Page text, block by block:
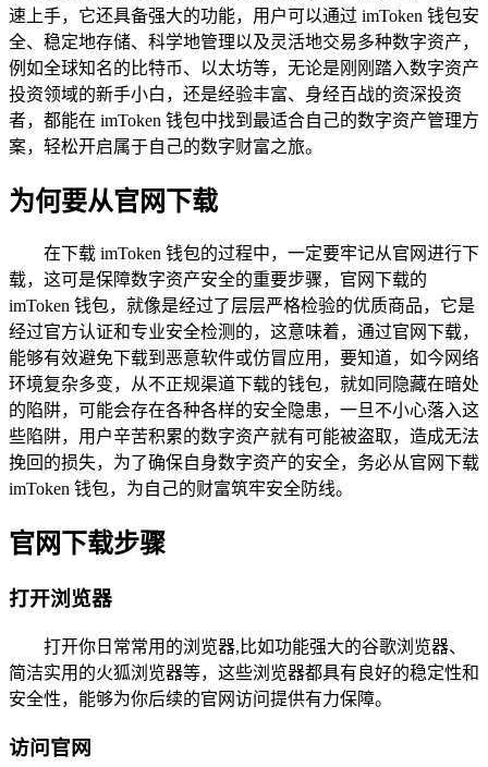
速上手，它还具备强大的功能，用户可以通过 imToken 钱包安
全、稳定地存储、科学地管理以及灵活地交易多种数字资产，
例如全球知名的比特币、以太坊等，无论是刚刚踏入数字资产
投资领域的新手小白，还是经验丰富、身经百战的资深投资
者，都能在 imToken 钱包中找到最适合自己的数字资产管理方
案，轻松开启属于自己的数字财富之旅。
为何要从官网下载
在下载 imToken 钱包的过程中，一定要牢记从官网进行下
载，这可是保障数字资产安全的重要步骤，官网下载的
imToken 钱包，就像是经过了层层严格检验的优质商品，它是
经过官方认证和专业安全检测的，这意味着，通过官网下载，
能够有效避免下载到恶意软件或仿冒应用，要知道，如今网络
环境复杂多变，从不正规渠道下载的钱包，就如同隐藏在暗处
的陷阱，可能会存在各种各样的安全隐患，一旦不小心落入这
些陷阱，用户辛苦积累的数字资产就有可能被盗取，造成无法
挽回的损失，为了确保自身数字资产的安全，务必从官网下载
imToken 钱包，为自己的财富筑牢安全防线。
官网下载步骤
打开浏览器
打开你日常常用的浏览器,比如功能强大的谷歌浏览器、
简洁实用的火狐浏览器等，这些浏览器都具有良好的稳定性和
安全性，能够为你后续的官网访问提供有力保障。
访问官网